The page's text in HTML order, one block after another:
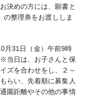
決めの方には、願書と
整理券をお渡ししま
月31日（金）午前9時
当日は、お子さんと保
ズを合わせをし、２～
らい、先着順に募集人
園距離やその他の事情